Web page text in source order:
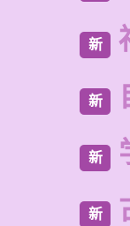
新
新
新
新